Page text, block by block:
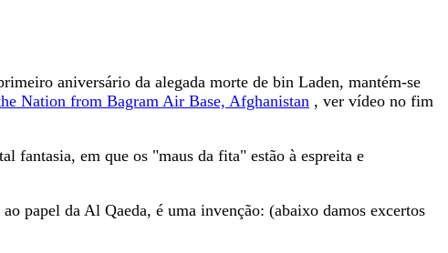
aniversário da alegada morte de bin Laden, mantém-se
Nation from Bagram Air Base, Afghanistan , ver vídeo no fim
fantasia, em que os "maus da fita" estão à espreita e
papel da Al Qaeda, é uma invenção: (abaixo damos excertos